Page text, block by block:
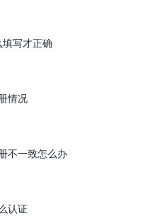
写才正确
情况
不一致怎么办
认证